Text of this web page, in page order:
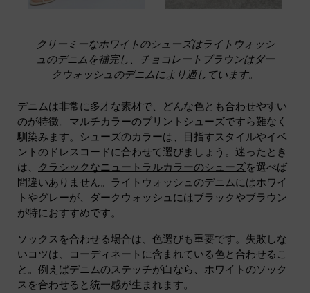
クリーミーなホワイトのシューズはライトウォッシ
ュのデニムを補完し、チョコレートブラウンはダー
クウォッシュのデニムにより適しています。
デニムは非常に多才な素材で、どんな色とも合わせやすい
のが特徴。マルチカラーのプリントシューズですら難なく
馴染みます。シューズのカラーは、目指すスタイルやイベ
ントのドレスコードに合わせて選びましょう。迷ったとき
は、 クラシックなニュートラルカラーのシューズを選べば
間違いありません。ライトウォッシュのデニムにはホワイ
トやグレーが、ダークウォッシュにはブラックやブラウン
が特におすすめです。
ソックスを合わせる場合は、色選びも重要です。失敗しな
いコツは、コーディネートに含まれている色と合わせるこ
と。例えばデニムのステッチが白なら、ホワイトのソック
スを合わせると統一感が生まれます。